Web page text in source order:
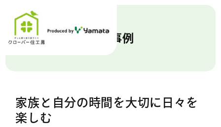
施工事例
家族と自分の時間を大切に日々を
楽しむ